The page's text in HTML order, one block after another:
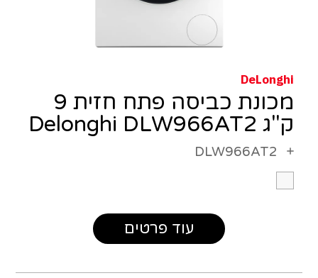
DeLonghi
מכונת כביסה פתח חזית 9
ק"ג Delonghi DLW966AT2
DLW966AT2
עוד פרטים